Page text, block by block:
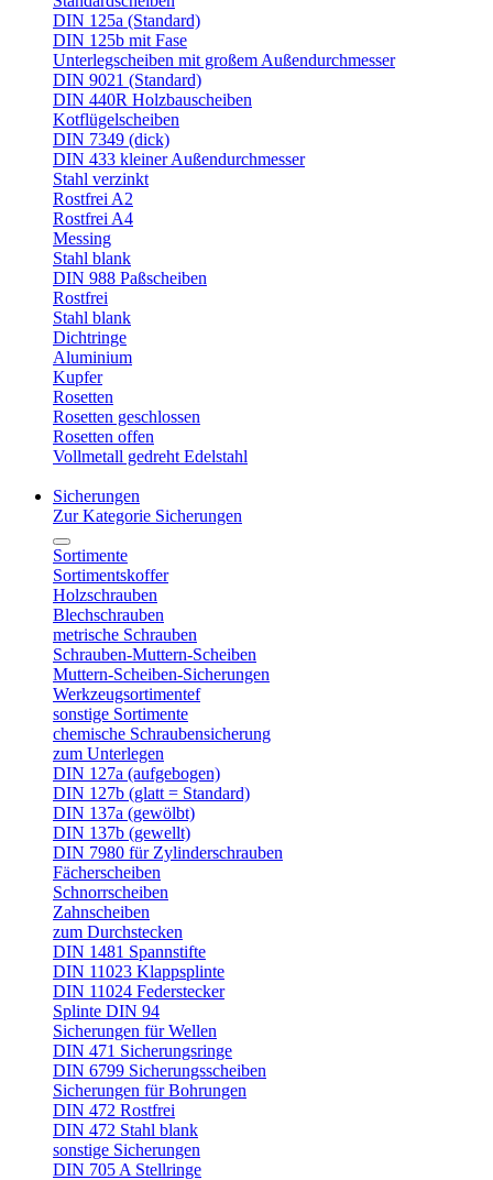
DIN 125a (Standard)
DIN 125b mit Fase
Unterlegscheiben mit großem Außendurchmesser
DIN 9021 (Standard)
DIN 440R Holzbauscheiben
Kotflügelscheiben
DIN 7349 (dick)
DIN 433 kleiner Außendurchmesser
Stahl verzinkt
Rostfrei A2
Rostfrei A4
Messing
Stahl blank
DIN 988 Paßscheiben
Rostfrei
Stahl blank
Dichtringe
Aluminium
Kupfer
Rosetten
Rosetten geschlossen
Rosetten offen
Vollmetall gedreht Edelstahl
Sicherungen
Zur Kategorie Sicherungen
Sortimente
Sortimentskoffer
Holzschrauben
Blechschrauben
metrische Schrauben
Schrauben-Muttern-Scheiben
Muttern-Scheiben-Sicherungen
Werkzeugsortimentef
sonstige Sortimente
chemische Schraubensicherung
zum Unterlegen
DIN 127a (aufgebogen)
DIN 127b (glatt = Standard)
DIN 137a (gewölbt)
DIN 137b (gewellt)
DIN 7980 für Zylinderschrauben
Fächerscheiben
Schnorrscheiben
Zahnscheiben
zum Durchstecken
DIN 1481 Spannstifte
DIN 11023 Klappsplinte
DIN 11024 Federstecker
Splinte DIN 94
Sicherungen für Wellen
DIN 471 Sicherungsringe
DIN 6799 Sicherungsscheiben
Sicherungen für Bohrungen
DIN 472 Rostfrei
DIN 472 Stahl blank
sonstige Sicherungen
DIN 705 A Stellringe